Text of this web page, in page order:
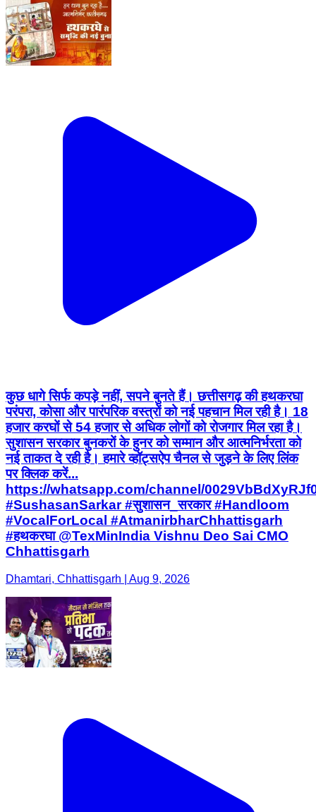
कुछ धागे सिर्फ कपड़े नहीं, सपने बुनते हैं। छत्तीसगढ़ की हथकरघा
परंपरा, कोसा और पारंपरिक वस्त्रों को नई पहचान मिल रही है। 18
हजार करघों से 54 हजार से अधिक लोगों को रोजगार मिल रहा है।
सुशासन सरकार बुनकरों के हुनर को सम्मान और आत्मनिर्भरता को
नई ताकत दे रही है। हमारे व्हॉट्सऐप चैनल से जुड़ने के लिए लिंक
पर क्लिक करें...
https://whatsapp.com/channel/
#SushasanSarkar #सुशासन_सरकार #Handloom
#VocalForLocal #AtmanirbharChhattisgarh
#हथकरघा @TexMinIndia Vishnu Deo Sai CMO
Chhattisgarh
Dhamtari, Chhattisgarh | Aug 9, 2026